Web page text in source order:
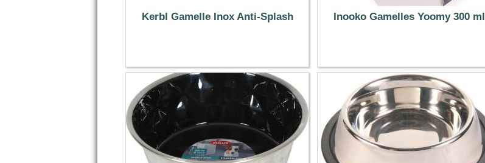
Kerbl Gamelle Inox Anti-Splash
7.89 €
Inooko Gamelles Yoomy 300 ml
17.50 €